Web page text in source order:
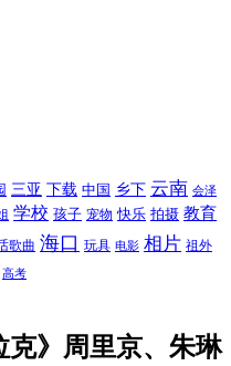
三亚 下载 中国 乡下 云南 会泽
学校 孩子 宠物 快乐 拍摄 教育
歌曲 海口 玩具 电影 相片 祖外
高考
克》周里京、朱琳